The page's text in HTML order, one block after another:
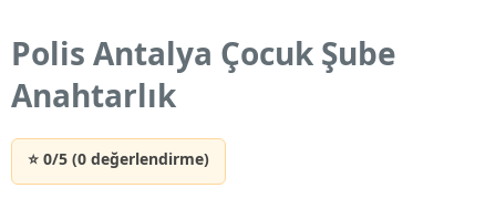
Polis Antalya Çocuk Şube
Anahtarlık
⭐ 0/5 (0 değerlendirme)